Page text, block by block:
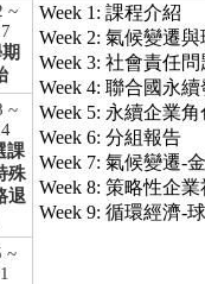
~
Week 1: 課程介紹
Week 2: 氣候變遷
Week 3: 社會責任問
Week 4: 聯合國永
Week 5: 永續企業角
Week 6: 分組報告
Week 7: 氣候變遷-
Week 8: 策略性企
Week 9: 循環經濟-
~
課
殊
退
~